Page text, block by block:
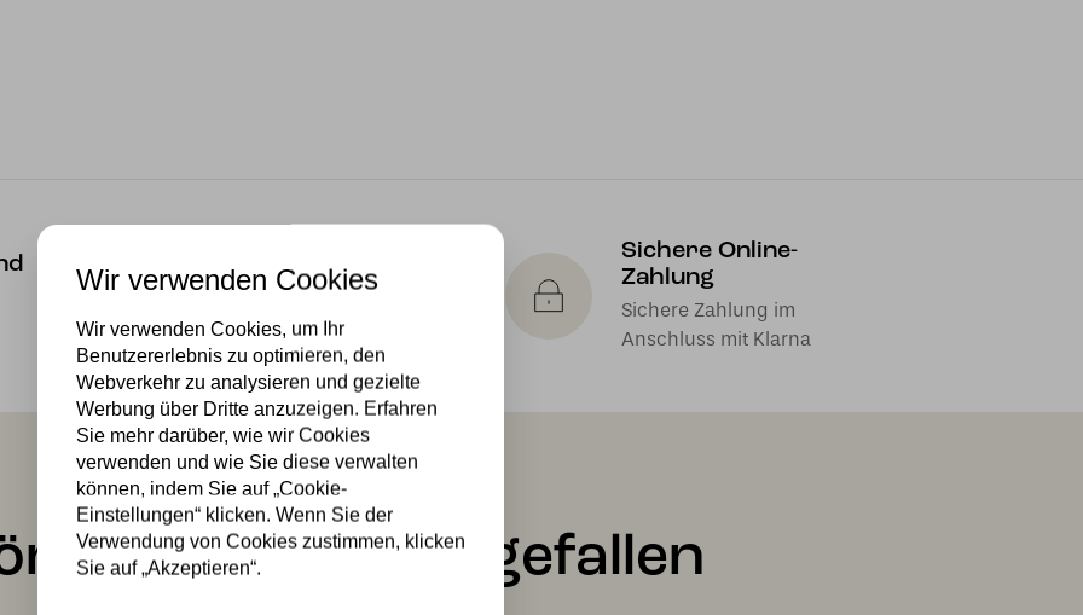
Lichtquellen
Lichtquelle
Sichere Online-
Zahlung
Sichere Zahlung im
Anschluss mit Klarna
Ihnen auch gefallen
Wir verwenden Cookies
Wir verwenden Cookies, um Ihr
Benutzererlebnis zu optimieren, den
Webverkehr zu analysieren und gezielte
Werbung über Dritte anzuzeigen. Erfahren
Sie mehr darüber, wie wir Cookies
verwenden und wie Sie diese verwalten
können, indem Sie auf „Cookie-
Einstellungen“ klicken. Wenn Sie der
Verwendung von Cookies zustimmen, klicken
Sie auf „Akzeptieren“.